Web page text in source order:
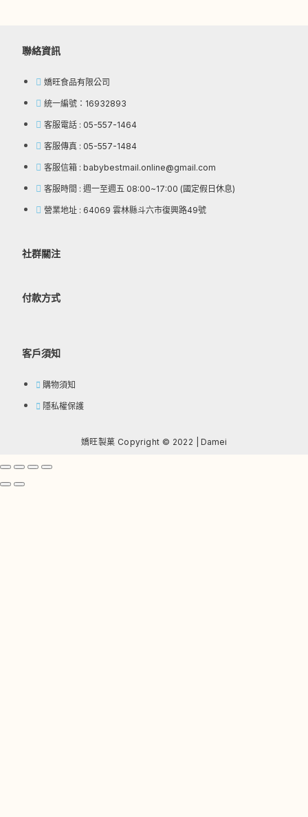
聯絡資訊
嬌旺食品有限公司
統一編號：16932893
客服電話 : 05-557-1464
客服傳真 : 05-557-1484
客服信箱 : babybestmail.online@gmail.com
客服時間 : 週一至週五 08:00~17:00 (國定假日休息)
營業地址 : 64069 雲林縣斗六市復興路49號
社群關注
付款方式
客戶須知
購物須知
隱私權保護
嬌旺製菓 Copyright © 2022 | Damei